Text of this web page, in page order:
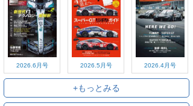
2026.6月号 2026.5月号 2026.4月号
+もっとみる